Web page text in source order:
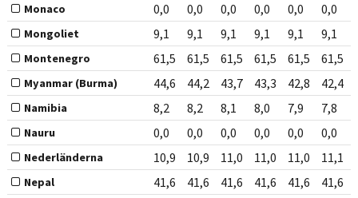
Monaco 0,0 0,0 0,0 0,0 0,0 0,0
Mongoliet 9,1 9,1 9,1 9,1 9,1 9,1
Montenegro 61,5 61,5 61,5 61,5 61,5 61,5
Myanmar (Burma) 44,6 44,2 43,7 43,3 42,8 42,4
Namibia 8,2 8,2 8,1 8,0 7,9 7,8
Nauru 0,0 0,0 0,0 0,0 0,0 0,0
Nederländerna 10,9 10,9 11,0 11,0 11,0 11,1
Nepal 41,6 41,6 41,6 41,6 41,6 41,6